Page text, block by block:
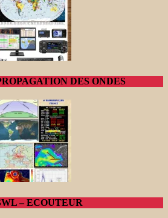
DES ONDES
– ECOUTEUR